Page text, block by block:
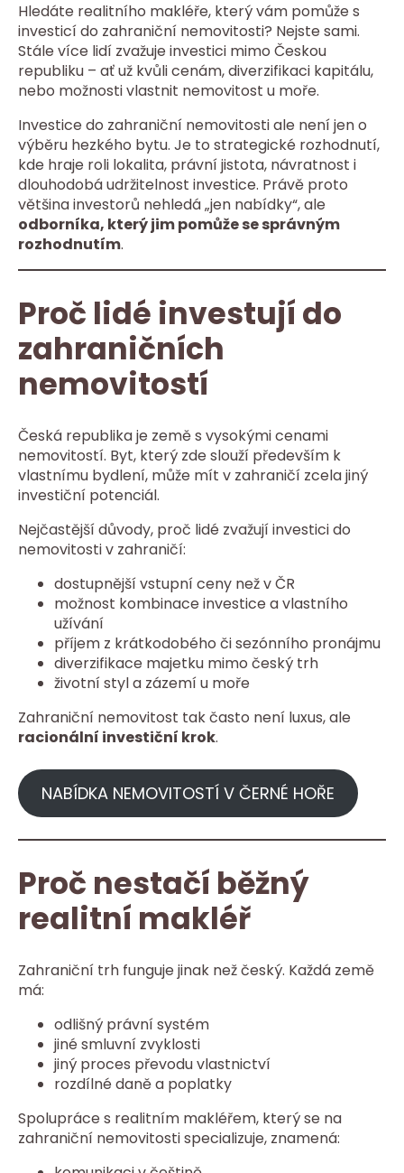
Hledáte realitního makléře, který vám pomůže s
investicí do zahraniční nemovitosti? Nejste sami.
Stále více lidí zvažuje investici mimo Českou
republiku – ať už kvůli cenám, diverzifikaci kapitálu,
nebo možnosti vlastnit nemovitost u moře.
Investice do zahraniční nemovitosti ale není jen o
výběru hezkého bytu. Je to strategické rozhodnutí,
kde hraje roli lokalita, právní jistota, návratnost i
dlouhodobá udržitelnost investice. Právě proto
většina investorů nehledá „jen nabídky“, ale
odborníka, který jim pomůže se správným
rozhodnutím.
Proč lidé investují do
zahraničních
nemovitostí
Česká republika je země s vysokými cenami
nemovitostí. Byt, který zde slouží především k
vlastnímu bydlení, může mít v zahraničí zcela jiný
investiční potenciál.
Nejčastější důvody, proč lidé zvažují investici do
nemovitosti v zahraničí:
dostupnější vstupní ceny než v ČR
možnost kombinace investice a vlastního
užívání
příjem z krátkodobého či sezónního pronájmu
diverzifikace majetku mimo český trh
životní styl a zázemí u moře
Zahraniční nemovitost tak často není luxus, ale
racionální investiční krok.
NABÍDKA NEMOVITOSTÍ V ČERNÉ HOŘE
Proč nestačí běžný
realitní makléř
Zahraniční trh funguje jinak než český. Každá země
má:
odlišný právní systém
jiné smluvní zvyklosti
jiný proces převodu vlastnictví
rozdílné daně a poplatky
Spolupráce s realitním makléřem, který se na
zahraniční nemovitosti specializuje, znamená: